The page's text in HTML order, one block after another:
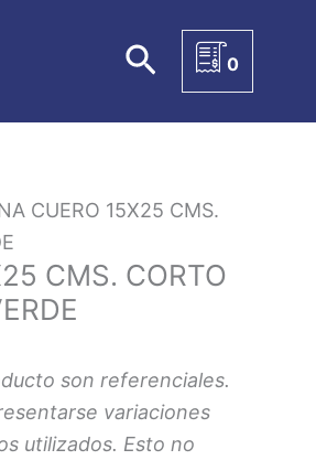
Buscar0
CUERO 15X25 CMS.
CMS. CORTO
son referenciales.
variaciones
utilizados. Esto no